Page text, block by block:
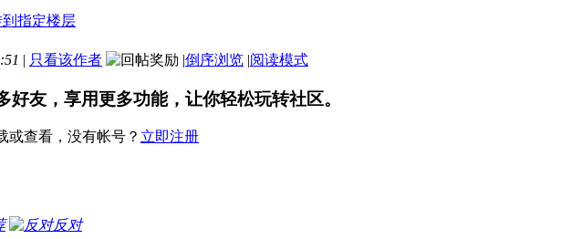
| 只看该作者 |倒序浏览 |阅读模式
好友，享用更多功能，让你轻松玩转社区。
或查看，没有帐号？ 立即注册
反对